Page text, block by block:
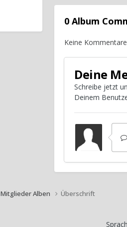
0 Album
Keine
Deine
Schreibe jetzt
Deinem
Mitglieder Alben Überschrift